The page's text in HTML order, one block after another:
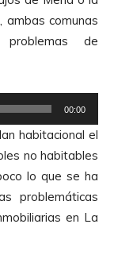
ambas comunas
de
00:00
habitacional el
no habitables
lo que se ha
problemáticas
en La